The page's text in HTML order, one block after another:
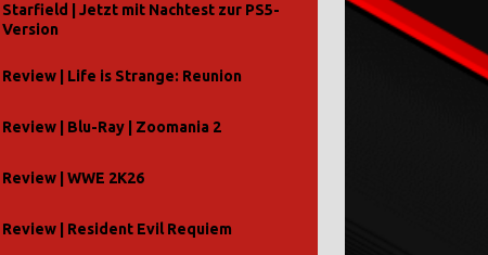
Starfield | Jetzt mit Nachtest zur PS5-
Version
Review | Life is Strange: Reunion
Review | Blu-Ray | Zoomania 2
Review | WWE 2K26
Review | Resident Evil Requiem